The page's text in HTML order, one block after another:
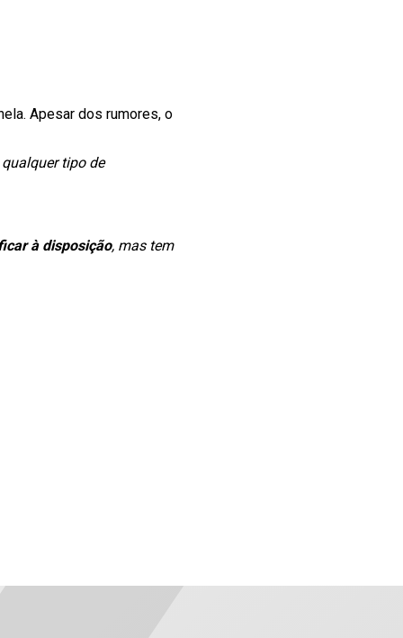
Apesar dos rumores, o
tipo de
à disposição, mas tem